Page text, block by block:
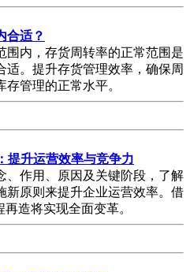
合适？
围内，存货周转率的正常范围是
适。提升存货管理效率，确保周
管理的正常水平。
提升运营效率与竞争力
、作用、原因及关键阶段，了解
新原则来提升企业运营效率。借
造将实现全面变革。